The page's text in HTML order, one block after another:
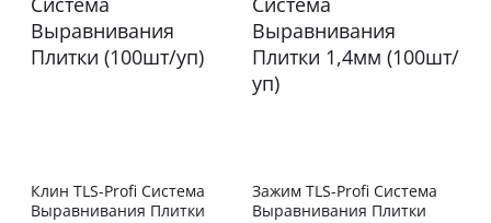
Клин TLS-Profi Система
Выравнивания Плитки
Зажим TLS-Profi Система
Выравнивания Плитки